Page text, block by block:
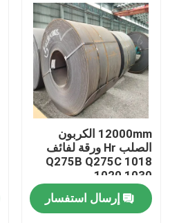
مسكن
12000mm الكربون
الصلب Hr ورقة لفائف
Q275B Q275C 1018
1020 1030
إرسال استفسار